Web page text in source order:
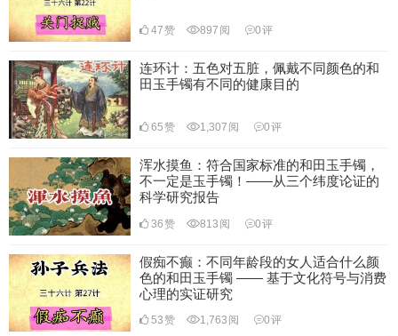
47赞 897 阅 0评
连环计：五色对五脏，佩戴不同颜色的和
田玉手镯有不同的健康目的
65赞 1,307 阅 0评
浑水摸鱼：符合国家标准的和田玉手镯，
不一定是玉手镯！——从三个纬度论证的
科学研究报告
36赞 813 阅 0评
假痴不癫：不同年龄段的女人适合什么颜
色的和田玉手镯 —— 基于文化符号与消费
心理的实证研究
53赞 1,763 阅 0评